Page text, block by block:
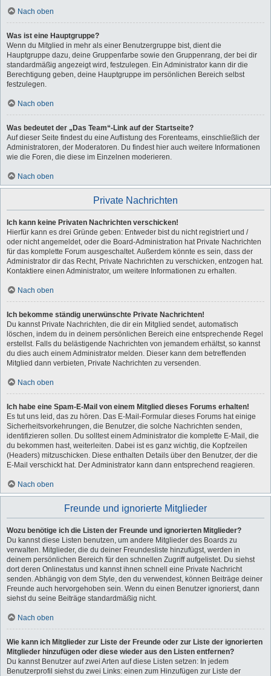
Nach oben
Was ist eine Hauptgruppe?
Wenn du Mitglied in mehr als einer Benutzergruppe bist, dient die
Hauptgruppe dazu, deine Gruppenfarbe sowie den Gruppenrang, der bei dir
standardmäßig angezeigt wird, festzulegen. Ein Administrator kann dir die
Berechtigung geben, deine Hauptgruppe im persönlichen Bereich selbst
festzulegen.
Nach oben
Was bedeutet der „Das Team“-Link auf der Startseite?
Auf dieser Seite findest du eine Auflistung des Forenteams, einschließlich der
Administratoren, der Moderatoren. Du findest hier auch weitere Informationen
wie die Foren, die diese im Einzelnen moderieren.
Nach oben
Private Nachrichten
Ich kann keine Privaten Nachrichten verschicken!
Hierfür kann es drei Gründe geben: Entweder bist du nicht registriert und /
oder nicht angemeldet, oder die Board-Administration hat Private Nachrichten
für das komplette Forum ausgeschaltet. Außerdem könnte es sein, dass der
Administrator dir das Recht, Private Nachrichten zu verschicken, entzogen hat.
Kontaktiere einen Administrator, um weitere Informationen zu erhalten.
Nach oben
Ich bekomme ständig unerwünschte Private Nachrichten!
Du kannst Private Nachrichten, die dir ein Mitglied sendet, automatisch
löschen, indem du in deinem persönlichen Bereich eine entsprechende Regel
erstellst. Falls du belästigende Nachrichten von jemandem erhältst, so kannst
du dies auch einem Administrator melden. Dieser kann dem betreffenden
Mitglied dann verbieten, Private Nachrichten zu versenden.
Nach oben
Ich habe eine Spam-E-Mail von einem Mitglied dieses Forums erhalten!
Es tut uns leid, das zu hören. Das E-Mail-Formular dieses Forums hat einige
Sicherheitsvorkehrungen, die Benutzer, die solche Nachrichten senden,
identifizieren sollen. Du solltest einem Administrator die komplette E-Mail, die
du bekommen hast, weiterleiten. Dabei ist es ganz wichtig, die Kopfzeilen
(Headers) mitzuschicken. Diese enthalten Details über den Benutzer, der die
E-Mail verschickt hat. Der Administrator kann dann entsprechend reagieren.
Nach oben
Freunde und ignorierte Mitglieder
Wozu benötige ich die Listen der Freunde und ignorierten Mitglieder?
Du kannst diese Listen benutzen, um andere Mitglieder des Boards zu
verwalten. Mitglieder, die du deiner Freundesliste hinzufügst, werden in
deinem persönlichen Bereich für den schnellen Zugriff aufgelistet. Du siehst
dort deren Onlinestatus und kannst ihnen schnell eine Private Nachricht
senden. Abhängig von dem Style, den du verwendest, können Beiträge deiner
Freunde auch hervorgehoben sein. Wenn du einen Benutzer ignorierst, dann
siehst du seine Beiträge standardmäßig nicht.
Nach oben
Wie kann ich Mitglieder zur Liste der Freunde oder zur Liste der ignorierten
Mitglieder hinzufügen oder diese wieder aus den Listen entfernen?
Du kannst Benutzer auf zwei Arten auf diese Listen setzen: In jedem
Benutzerprofil siehst du zwei Links: einen zum Hinzufügen zur Liste der